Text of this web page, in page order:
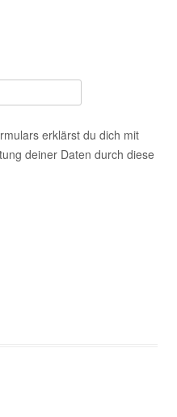
erklärst du dich mit
deiner Daten durch diese